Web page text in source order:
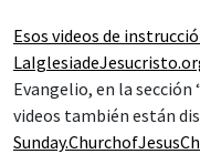
Esos videos de
Evangelio, en la sección
videos también están